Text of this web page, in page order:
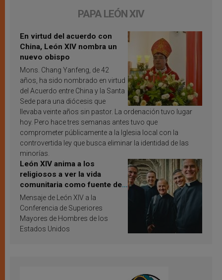
PAPA LEÓN XIV
En virtud del acuerdo con
China, León XIV nombra un
nuevo obispo
Mons. Chang Yanfeng, de 42
años, ha sido nombrado en virtud
del Acuerdo entre China y la Santa
Sede para una diócesis que
llevaba veinte años sin pastor. La ordenación tuvo lugar
hoy. Pero hace tres semanas antes tuvo que
comprometer públicamente a la Iglesia local con la
controvertida ley que busca eliminar la identidad de las
minorías.
León XIV anima a los
religiosos a ver la vida
comunitaria como fuente de
inspiración y santificación
Mensaje de León XIV a la
Conferencia de Superiores
Mayores de Hombres de los
Estados Unidos